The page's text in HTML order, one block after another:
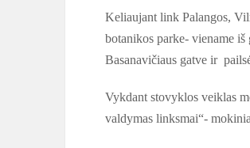
Keliaujant link Palangos,
botanikos parke- viename
Basanavičiaus gatve ir
Vykdant stovyklos veiklas
valdymas linksmai“-